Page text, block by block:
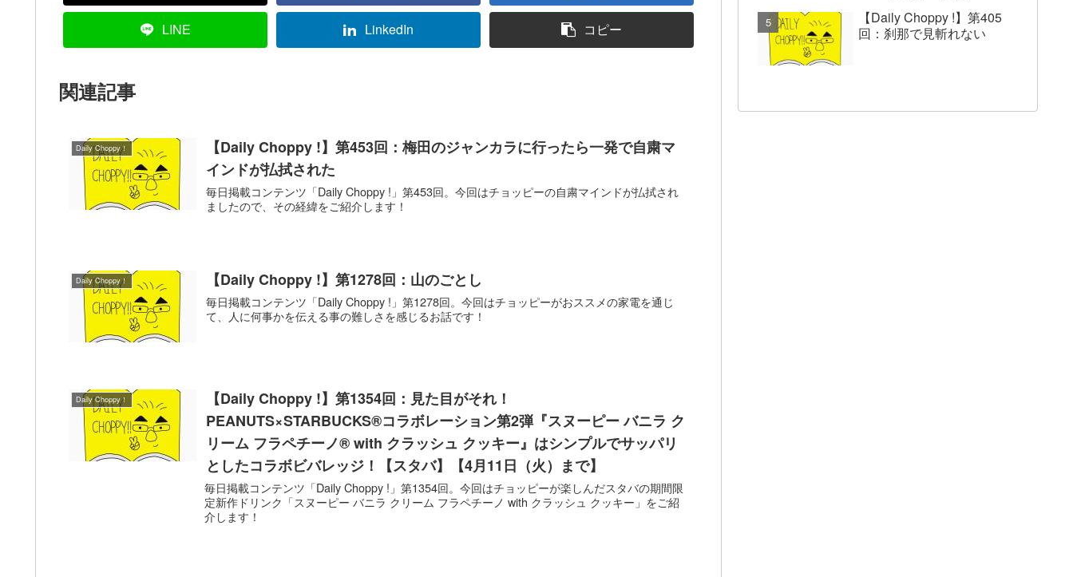
LINE LinkedIn コピー
関連記事
Daily Choppy！
【Daily Choppy !】第453回：梅田のジャンカラに行ったら一発で自粛マ
インドが払拭された
毎日掲載コンテンツ「Daily Choppy !」第453回。今回はチョッピーの自粛マインドが払拭され
ましたので、その経緯をご紹介します！
Daily Choppy！ 【Daily Choppy !】第1278回：山のごとし
毎日掲載コンテンツ「Daily Choppy !」第1278回。今回はチョッピーがおススメの家電を通じ
て、人に何事かを伝える事の難しさを感じるお話です！
Daily Choppy！
【Daily Choppy !】第1354回：見た目がそれ！
PEANUTS×STARBUCKS®コラボレーション第2弾『スヌーピー バニラ ク
リーム フラペチーノ® with クラッシュ クッキー』はシンプルでサッパリ
としたコラボビバレッジ！【スタバ】【4月11日（火）まで】
毎日掲載コンテンツ「Daily Choppy !」第1354回。今回はチョッピーが楽しんだスタバの期間限
定新作ドリンク「スヌーピー バニラ クリーム フラペチーノ with クラッシュ クッキー」をご紹
介します！
【Daily Choppy !】第405
回：刹那で見斬れない